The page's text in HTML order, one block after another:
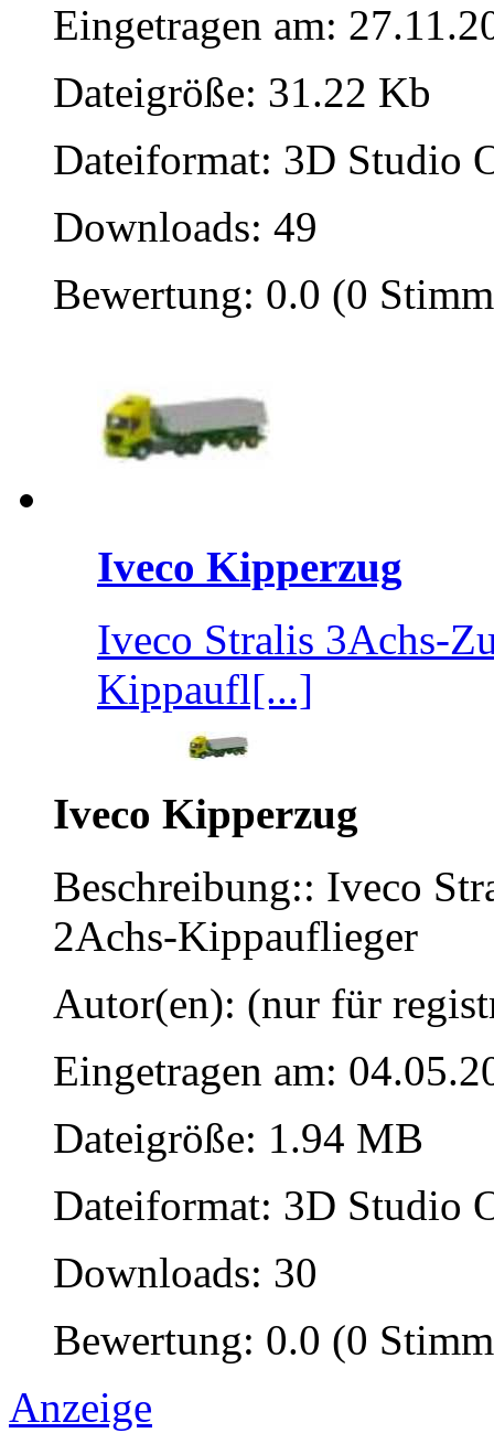
Eingetragen am:
Dateigröße: 31.22 Kb
Dateiformat: 3D Studio
Downloads: 49
Bewertung: 0.0 (0
Iveco Kipperzug
Iveco Stralis 3Achs-
Kippaufl[...]
Iveco Kipperzug
Beschreibung:: Iveco
2Achs-Kippauflieger
Autor(en): (nur für
Eingetragen am:
Dateigröße: 1.94 MB
Dateiformat: 3D Studio
Downloads: 30
Bewertung: 0.0 (0
Anzeige